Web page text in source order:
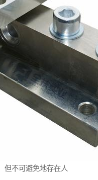
但不可避免地存在人